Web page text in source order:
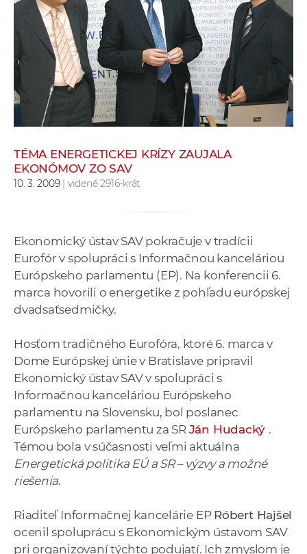
e
v
a
p
r
o
o
h
V
TÉMA ENERGETICKEJ KRÍZY ZAUJALA
EKONÓMOV ZO SAV
10. 3. 2009| videné 2916-krát
Ekonomický ústav SAV pokračuje v tradícii
Eurofór v spolupráci s Informačnou kanceláriou
Európskeho parlamentu (EP). Na konferencii 6.
marca hovorili o energetike z pohľadu európskej
dvadsaťsedmičky.
Hosťom tradičného Eurofóra, ktoré 6. marca v
Dome Európskej únie v Bratislave pripravil
Ekonomický ústav SAV v spolupráci s
Informačnou kanceláriou Európskeho
parlamentu na Slovensku, bol poslanec
Európskeho parlamentu za SR Ján Hudacký .
Témou bola v súčasnosti veľmi aktuálna
Energetická politika EÚ a SR – výzvy a možné
riešenia.
Riaditeľ Informačnej kancelárie EP Róbert Hajšel
ocenil spoluprácu s Ekonomickým ústavom SAV
pri organizovaní týchto podujatí. Ich zmyslom je